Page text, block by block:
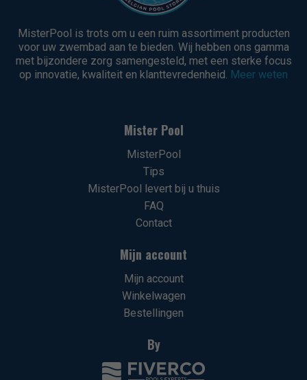
MisterPool is trots om u een ruim assortiment producten
voor uw zwembad aan te bieden. Wij hebben ons gamma
met bijzondere zorg samengesteld, met een sterke focus
op innovatie, kwaliteit en klanttevredenheid. Meer weten
Mister Pool
MisterPool
Tips
MisterPool levert bij u thuis
FAQ
Contact
Mijn account
Mijn account
Winkelwagen
Bestellingen
By